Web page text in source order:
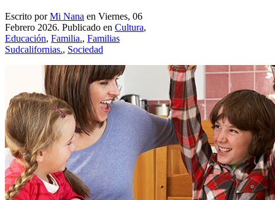
Escrito porMi Nana en Viernes, 06
Febrero 2026. Publicado en Cultura,
Educación, Familia., Familias
Sudcalifornias., Sociedad